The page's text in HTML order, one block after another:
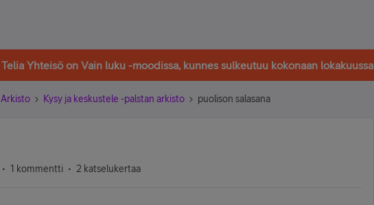
Telia Yhteisö on Vain luku -moodissa, kunnes sulkeutuu kokonaan lokakuussa
Arkisto Kysy ja keskustele -palstan arkisto puolison salasana
1 kommentti 2 katselukertaa